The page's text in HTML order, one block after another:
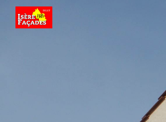
Panneau de gestion des cookies